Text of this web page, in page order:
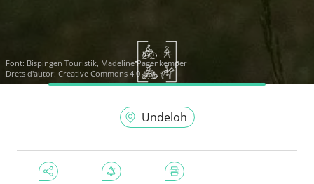
Font: Bispingen Touristik, Madeline Pagenkemper
Drets d'autor: Creative Commons 4.0
Undeloh